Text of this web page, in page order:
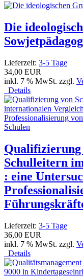
Die
Lieferzeit: 3-5 Tage
34,00 EUR
inkl. 7 % MwSt. zzgl.
Details
Qualifizierung
Schulleitern
: eine
Lieferzeit: 3-5 Tage
36,00 EUR
inkl. 7 % MwSt. zzgl.
Details